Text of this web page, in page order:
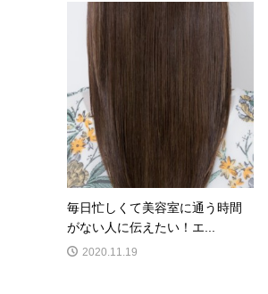
毎日忙しくて美容室に通う時間
がない人に伝えたい！エ...
2020.11.19